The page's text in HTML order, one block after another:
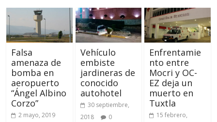
Falsa
amenaza de
bomba en
aeropuerto
“Ángel Albino
Corzo”
2 mayo, 2019
Vehículo
embiste
jardineras de
conocido
autohotel
30 septiembre,
2018
0
Enfrentamie
nto entre
Mocri y OC-
EZ deja un
muerto en
Tuxtla
15 febrero,